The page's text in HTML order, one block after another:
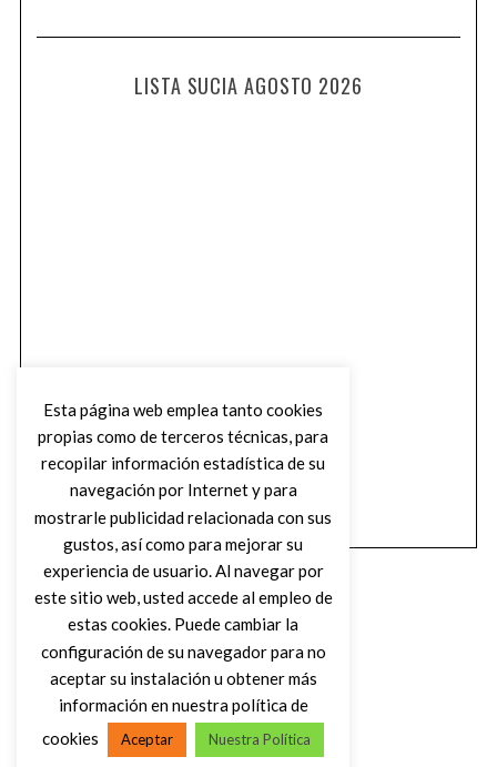
LISTA SUCIA AGOSTO 2026
VOLVER AL INICIO
Esta página web emplea tanto cookies
propias como de terceros técnicas, para
recopilar información estadística de su
navegación por Internet y para
mostrarle publicidad relacionada con sus
gustos, así como para mejorar su
experiencia de usuario. Al navegar por
este sitio web, usted accede al empleo de
estas cookies. Puede cambiar la
configuración de su navegador para no
aceptar su instalación u obtener más
información en nuestra política de
cookies
Aceptar Nuestra Política